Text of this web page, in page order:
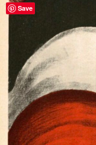
Save